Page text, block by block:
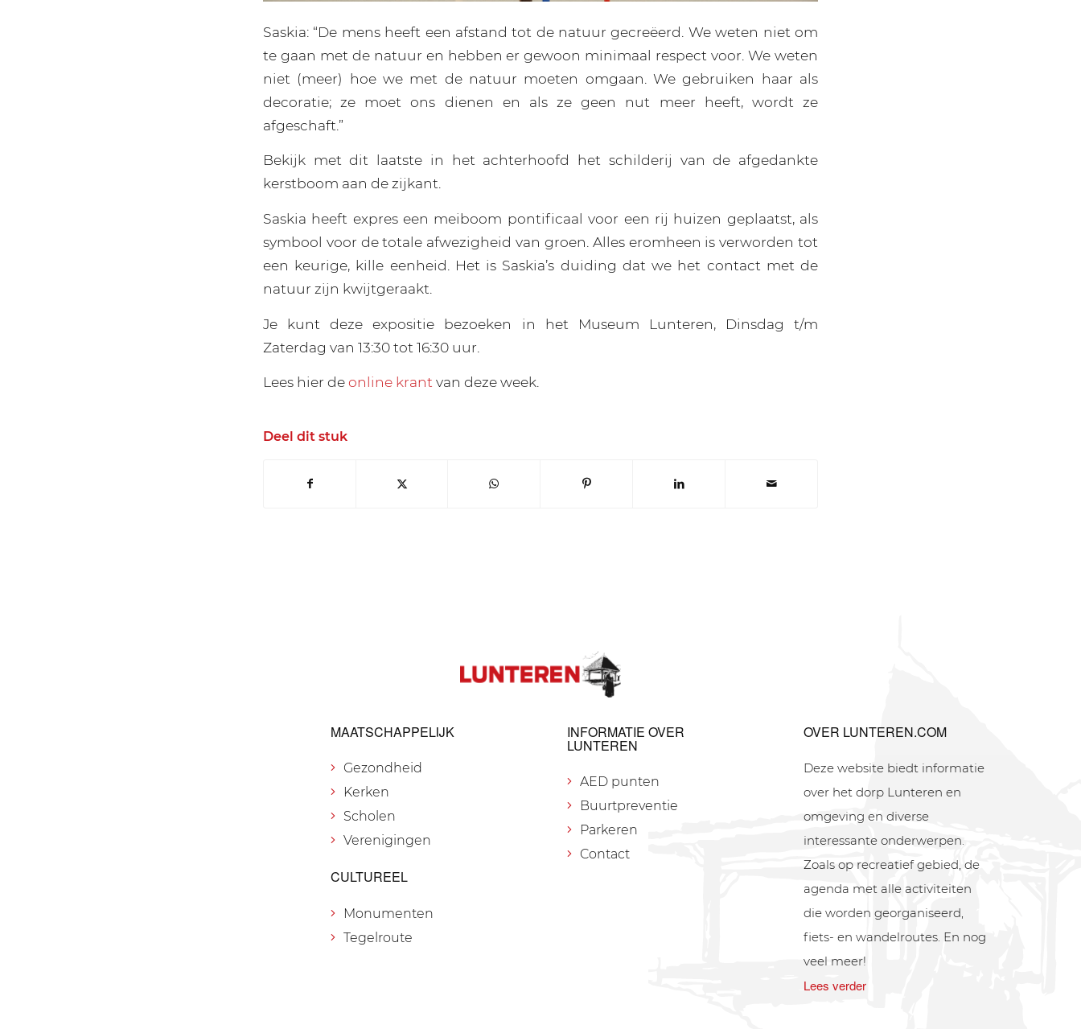
Saskia: “De mens heeft een afstand tot de natuur gecreëerd. We weten niet om
te gaan met de natuur en hebben er gewoon minimaal respect voor. We weten
niet (meer) hoe we met de natuur moeten omgaan. We gebruiken haar als
decoratie; ze moet ons dienen en als ze geen nut meer heeft, wordt ze
afgeschaft.”
Bekijk met dit laatste in het achterhoofd het schilderij van de afgedankte
kerstboom aan de zijkant.
Saskia heeft expres een meiboom pontificaal voor een rij huizen geplaatst, als
symbool voor de totale afwezigheid van groen. Alles eromheen is verworden tot
een keurige, kille eenheid. Het is Saskia’s duiding dat we het contact met de
natuur zijn kwijtgeraakt.
Je kunt deze expositie bezoeken in het Museum Lunteren, Dinsdag t/m
Zaterdag van 13:30 tot 16:30 uur.
Lees hier deonline krant van deze week.
Deel dit stuk
MAATSCHAPPELIJK
Gezondheid
Kerken
Scholen
Verenigingen
CULTUREEL
Monumenten
Tegelroute
INFORMATIE OVER
LUNTEREN
AED punten
Buurtpreventie
Parkeren
Contact
OVER LUNTEREN.COM
Deze website biedt informatie
over het dorp Lunteren en
omgeving en diverse
interessante onderwerpen.
Zoals op recreatief gebied, de
agenda met alle activiteiten
die worden georganiseerd,
fiets- en wandelroutes. En nog
veel meer!
Lees verder